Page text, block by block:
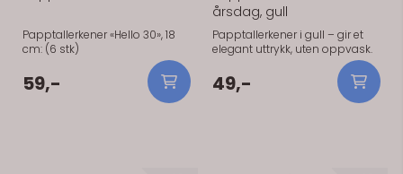
Papptallerkener «Hello 30», 18
cm: (6 stk)
59,-
årsdag, gull
Papptallerkener i gull – gir et
elegant uttrykk, uten oppvask.
49,-